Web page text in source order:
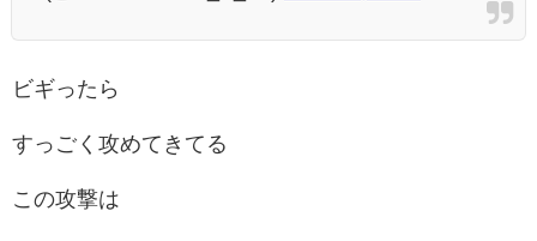
ビギったら
すっごく攻めてきてる
この攻撃は